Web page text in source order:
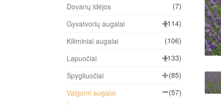
Dovanų idėjos
(7)
Gyvatvorių augalai
(114)
Kiliminiai augalai
(106)
Lapuočiai
(133)
Spygliuočiai
(85)
Valgomi augalai
(57)